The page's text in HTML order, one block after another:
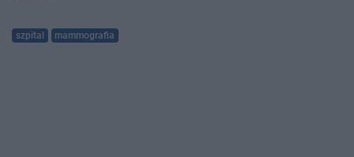
szpital mammografia